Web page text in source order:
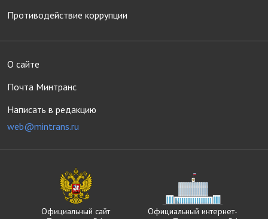
Противодействие коррупции
О сайте
Почта Минтранс
Написать в редакцию
web@mintrans.ru
Официальный сайт
Официальный интернет-